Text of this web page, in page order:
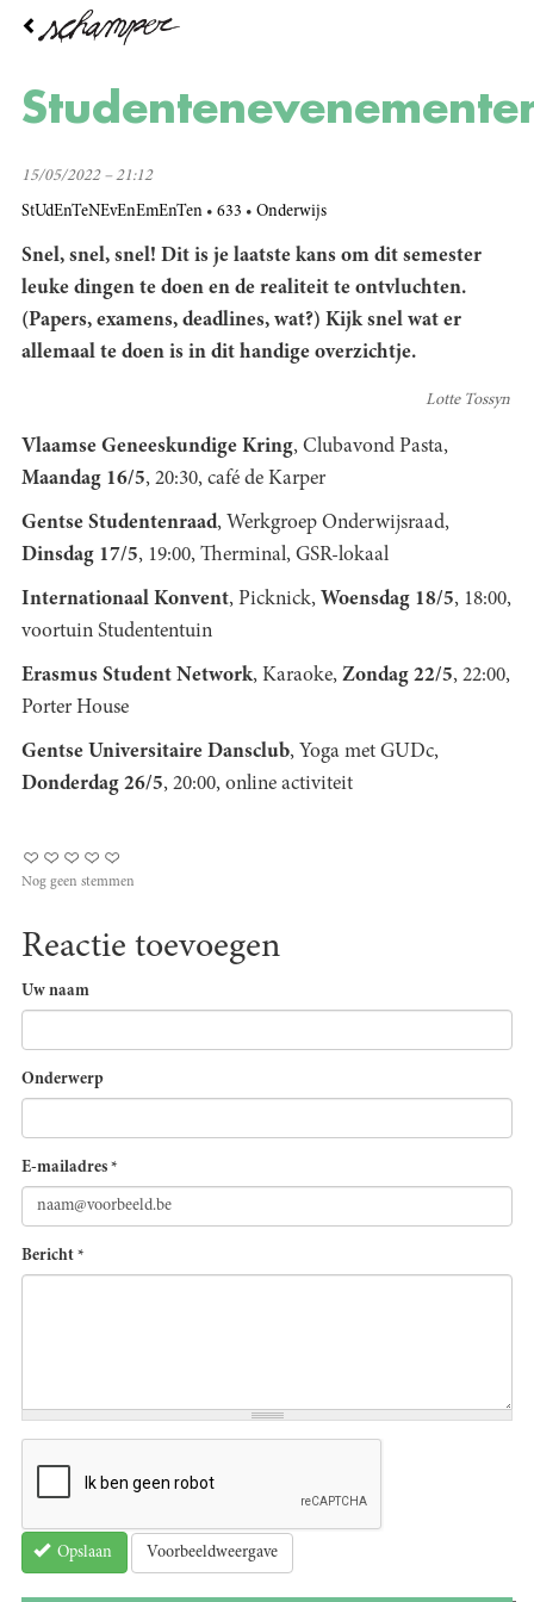
Overslaan
inhoud
gaan
15/05/2022 – 21:12
StUdEnTeNEvEnEmEnTen 633 Onderwijs
Snel, snel, snel! Dit is je laatste kans om dit semester
leuke dingen te doen en de realiteit te ontvluchten.
(Papers, examens, deadlines, wat?) Kijk snel wat er
allemaal te doen is in dit handige overzichtje.
Lotte Tossyn
Vlaamse Geneeskundige Kring, Clubavond Pasta,
Maandag 16/5, 20:30, café de Karper
Gentse Studentenraad, Werkgroep Onderwijsraad,
Dinsdag 17/5, 19:00, Therminal, GSR-lokaal
Internationaal Konvent, Picknick, Woensdag 18/5, 18:00,
voortuin Studententuin
Erasmus Student Network, Karaoke, Zondag 22/5, 22:00,
Porter House
Gentse Universitaire Dansclub, Yoga met GUDc,
Donderdag 26/5, 20:00, online activiteit
Nog geen stemmen
Reactie toevoegen
Uw naam
Onderwerp
E-mailadres *
Bericht *
Opslaan Voorbeeldweergave